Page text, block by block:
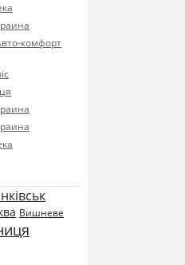
комфорт
Вишневе